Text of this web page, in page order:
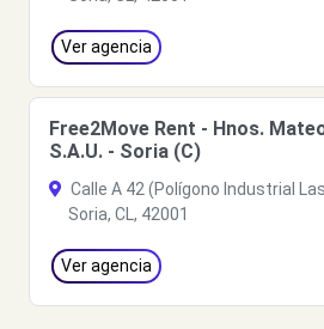
Ver agencia
Free2Move Rent - Hnos.
S.A.U. - Soria (C)
Calle A 42 (Polígono Industrial
Soria, CL, 42001
Ver agencia